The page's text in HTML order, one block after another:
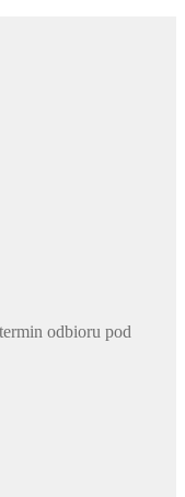
odbioru pod